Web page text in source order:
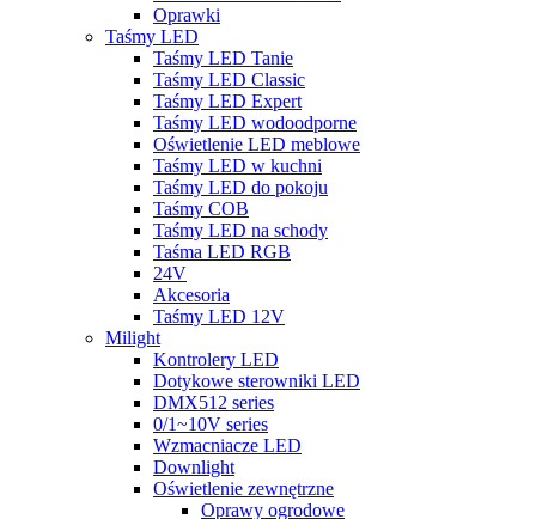
Oprawki
Taśmy LED
Taśmy LED Tanie
Taśmy LED Classic
Taśmy LED Expert
Taśmy LED wodoodporne
Oświetlenie LED meblowe
Taśmy LED w kuchni
Taśmy LED do pokoju
Taśmy COB
Taśmy LED na schody
Taśma LED RGB
24V
Akcesoria
Taśmy LED 12V
Milight
Kontrolery LED
Dotykowe sterowniki LED
DMX512 series
0/1~10V series
Wzmacniacze LED
Downlight
Oświetlenie zewnętrzne
Oprawy ogrodowe